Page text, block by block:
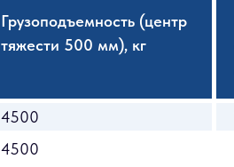
Грузоподъемность (центр
тяжести 500 мм), кг
4500
4500